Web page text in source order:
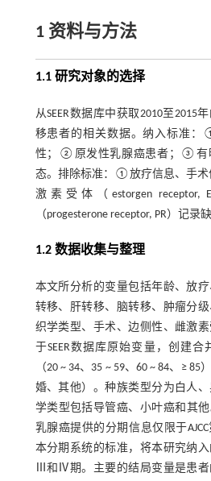
1 资料与方法
1.1 研究对象的选择
从SEER数据库中获取2010至2015
移患者的相关数据。纳入标准：
性；②原发性乳腺癌患者；③有
态。排除标准：①放疗信息、手
激素受体（estorgen
（progesterone receptor, PR）记录缺
1.2 数据收集与整理
本文所分析的变量包括年龄、放
转移、肝转移、脑转移、肿瘤分
织学类型、手术、边侧性、雌激
于SEER数据库原始变量，创建
（20 ~ 34、35 ~ 59、60 ~ 84、≥
婚、其他）。种族类型分为白人
学类型包括导管癌、小叶癌和其他
乳腺癌提供的分期信息仅限于
本分期系统的标准，将本研究纳
Ⅲ和Ⅳ期。主要的结局变量是患